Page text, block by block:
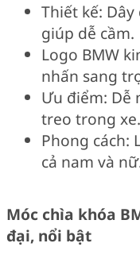
Thiết kế:
giúp dễ cầm.
Logo BMW
nhấn sang
Ưu điểm: Dễ
treo trong xe.
Phong cách:
cả nam và
Móc chìa khóa
đại, nổi bật